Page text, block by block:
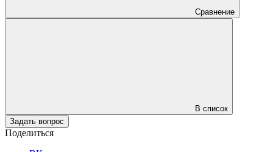
Сравнение
В список
Задать вопрос
Поделиться